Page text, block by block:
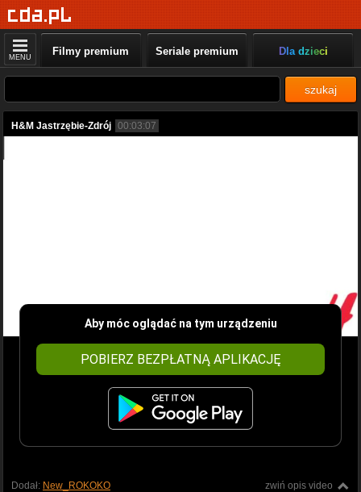
MENU Filmy premium Seriale premium Dla dzieci
szukaj
H&M Jastrzębie-Zdrój 00:03:07
Aby móc oglądać na tym urządzeniu
POBIERZ BEZPŁATNĄ APLIKACJĘ
zwiń opis video
Dodał: New_ROKOKO